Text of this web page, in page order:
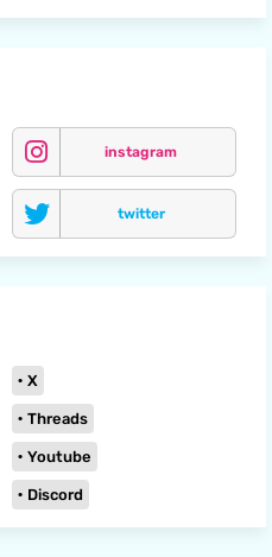
instagram
twitter
X
Threads
Youtube
Discord